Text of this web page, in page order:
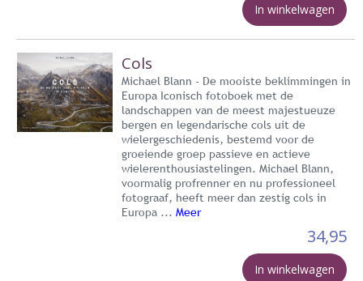
In winkelwagen
Cols
Michael Blann - De mooiste beklimmingen in
Europa Iconisch fotoboek met de
landschappen van de meest majestueuze
bergen en legendarische cols uit de
wielergeschiedenis, bestemd voor de
groeiende groep passieve en actieve
wielerenthousiastelingen. Michael Blann,
voormalig profrenner en nu professioneel
fotograaf, heeft meer dan zestig cols in
Europa ... Meer
34,95
In winkelwagen